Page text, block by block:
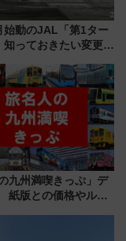
始動のJAL「第1ター
っておきたい変更点
九州満喫きっぷ」デ
紙版との価格やルー